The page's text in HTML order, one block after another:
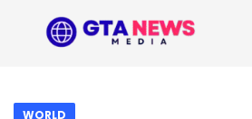
WORLD